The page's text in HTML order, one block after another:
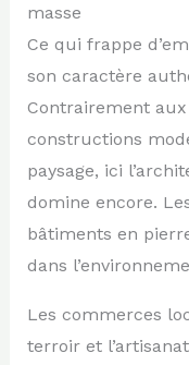
masse
Ce qui frappe
son caractère
Contrairement
constructions
paysage, ici
domine encore.
bâtiments en
dans
Les commerces
terroir et